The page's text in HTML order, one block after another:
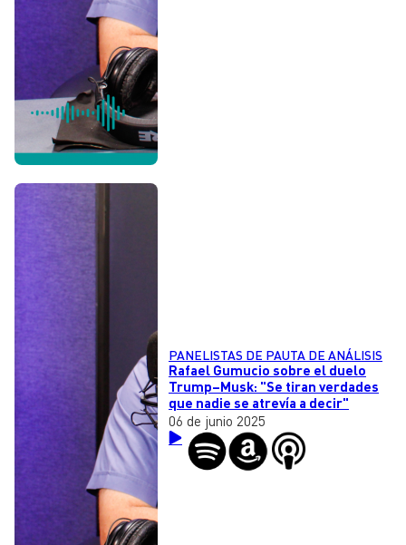
PANELISTAS DE PAUTA DE ANÁLISIS
Rafael Gumucio sobre el duelo
Trump–Musk: "Se tiran verdades
que nadie se atrevía a decir"
06 de junio 2025